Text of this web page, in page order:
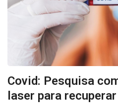
Covid: Pesquisa
laser para